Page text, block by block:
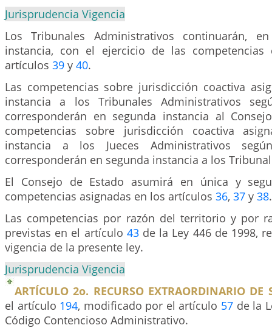
Jurisprudencia Vigencia
Los Tribunales Administrativos continuarán,
instancia, con el ejercicio de las
artículos 39 y 40.
Las competencias sobre jurisdicción coactiva
instancia a los Tribunales Administrativos
corresponderán en segunda instancia al
competencias sobre jurisdicción coactiva
instancia a los Jueces Administrativos
corresponderán en segunda instancia a los
El Consejo de Estado asumirá en única y
competencias asignadas en los artículos 36, 37 y 38.
Las competencias por razón del territorio y por
previstas en el artículo 43de la Ley 446 de 1998,
vigencia de la presente ley.
Jurisprudencia Vigencia
ARTÍCULO 2o. RECURSO EXTRAORDINARIO DE
el artículo 194, modificado por el artículo 57 de la
Código Contencioso Administrativo.